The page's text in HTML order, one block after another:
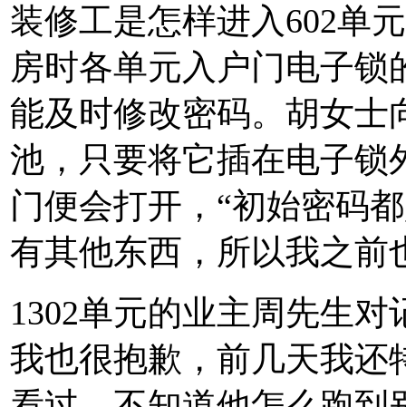
装修工是怎样进入602单
房时各单元入户门电子
能及时修改密码。胡女士
池，只要将它插在电子锁
门便会打开，“初始密码
有其他东西，所以我之前
1302单元的业主周先生
我也很抱歉，前几天我还